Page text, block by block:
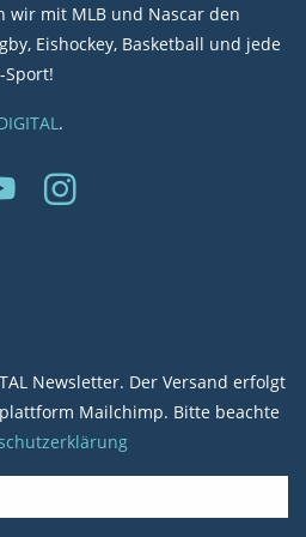
wir mit MLB und Nascar den
Eishockey, Basketball und jede
Sport!
.
Newsletter. Der Versand erfolgt
Mailchimp. Bitte beachte